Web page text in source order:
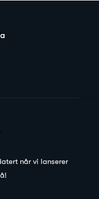
når vi lanserer